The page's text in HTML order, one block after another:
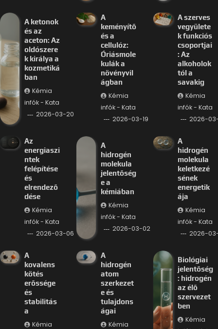
A ketonok
és az
aceton: Az
oldószere
k királya a
kozmetiká
ban
Kémia
infók - Kata
2026-03-20
A
keményítő
és a
cellulóz:
Óriásmole
kulák a
növényvil
ágban
Kémia
infók - Kata
2026-03-19
A szerves
vegyülete
k funkciós
csoportjai
: Az
alkoholok
tól a
savakig
Kémia
infók - Kata
2026-
Az
energiaszi
ntek
felépítése
és
elrendező
dése
Kémia
infók - Kata
2026-03-06
A
hidrogén
molekula
jelentőség
e a
kémiában
Kémia
infók - Kata
2026-03-02
A
hidrogén
molekula
keletkezé
sének
energetik
ája
Kémia
infók - Kata
2026-
A
kovalens
kötés
erőssége
és
stabilitás
a
Kémia
A
hidrogén
atom
szerkezet
e és
tulajdons
ágai
Kémia
Biológiai
jelentőség
: hidrogén
az élő
szervezet
ben
Kémia